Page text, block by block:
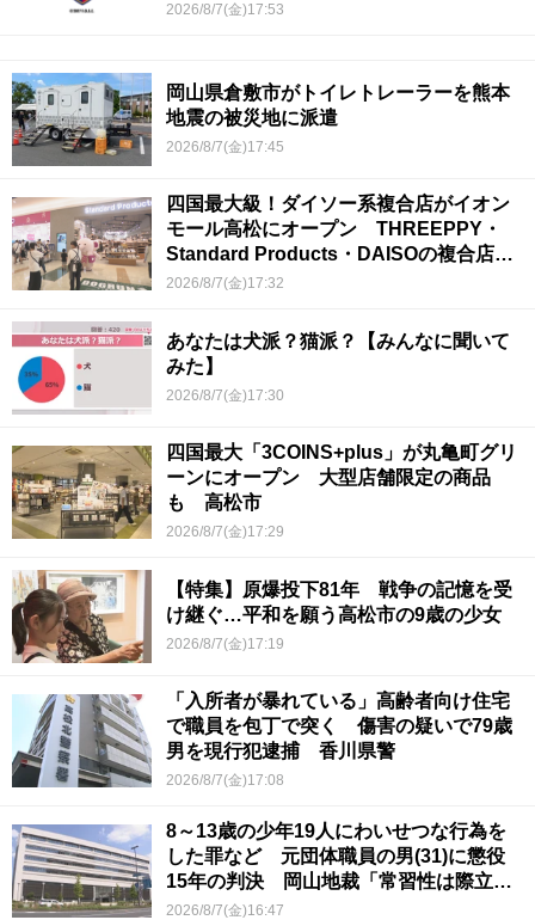
2026/8/7(金)17:53
岡山県倉敷市がトイレトレーラーを熊本
地震の被災地に派遣
2026/8/7(金)17:45
四国最大級！ダイソー系複合店がイオン
モール高松にオープン THREEPPY・
Standard Products・DAISOの複合店は
香川県初
2026/8/7(金)17:32
あなたは犬派？猫派？【みんなに聞いて
みた】
2026/8/7(金)17:30
四国最大「3COINS+plus」が丸亀町グリ
ーンにオープン 大型店舗限定の商品
も 高松市
2026/8/7(金)17:29
【特集】原爆投下81年 戦争の記憶を受
け継ぐ…平和を願う高松市の9歳の少女
2026/8/7(金)17:19
「入所者が暴れている」高齢者向け住宅
で職員を包丁で突く 傷害の疑いで79歳
男を現行犯逮捕 香川県警
2026/8/7(金)17:08
8～13歳の少年19人にわいせつな行為を
した罪など 元団体職員の男(31)に懲役
15年の判決 岡山地裁「常習性は際立っ
ていて被害結果も非常に重い」
2026/8/7(金)16:47